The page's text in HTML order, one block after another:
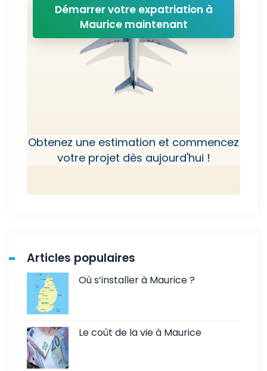
Démarrer votre expatriation à
Maurice maintenant
Obtenez une estimation et commencez
votre projet dès aujourd'hui !
Articles populaires
Où s’installer à Maurice ?
Le coût de la vie à Maurice